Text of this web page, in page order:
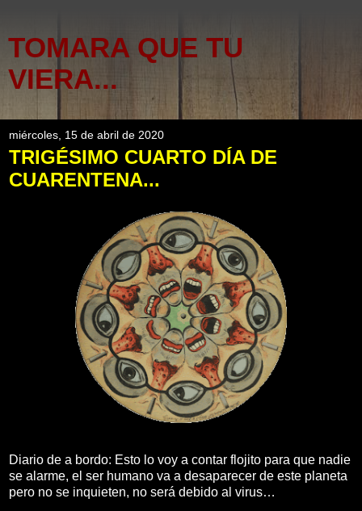
TOMARA QUE TU
VIERA...
miércoles, 15 de abril de 2020
TRIGÉSIMO CUARTO DÍA DE
CUARENTENA...
Diario de a bordo: Esto lo voy a contar flojito para que nadie
se alarme, el ser humano va a desaparecer de este planeta
pero no se inquieten, no será debido al virus…